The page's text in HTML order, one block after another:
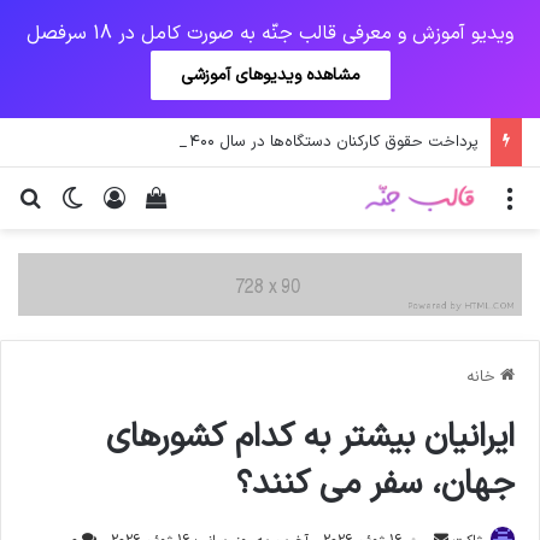
ویدیو آموزش و معرفی قالب جنّه به صورت کامل در 18 سرفصل
مشاهده ویدیوهای آموزشی
تغییر ورود
دیدن سبد خرید منو
خانه
ایرانیان بیشتر به کدام کشورهای
جهان، سفر می کنند؟